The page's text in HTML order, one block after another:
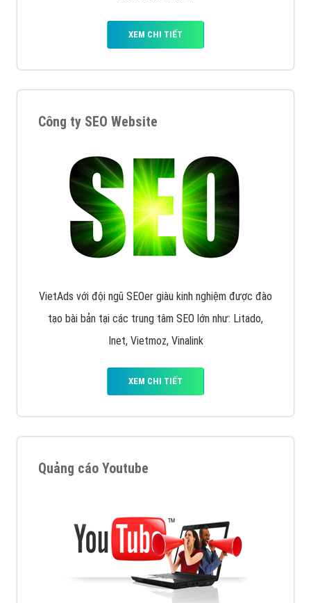
XEM CHI TIẾT
Công ty SEO Website
VietAds với đội ngũ SEOer giàu kinh nghiệm được đào
tạo bài bản tại các trung tâm SEO lớn như: Litado,
Inet, Vietmoz, Vinalink
XEM CHI TIẾT
Quảng cáo Youtube